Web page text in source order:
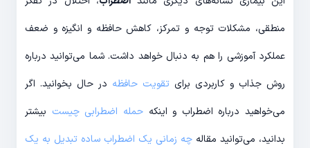
منطقی، مشکلات توجه و تمرکز، کاهش حافظه و انگیزه و ضعف
عملکرد آموزشی را هم به دنبال خواهد داشت. شما می‌توانید درباره
روش جذاب و کاربردی برای تقویت حافظه در حال بخوانید. اگر
می‌خواهید درباره اضطراب و اینکهحمله اضطرابی چیست بیشتر
بدانید، می‌توانید مقاله چه زمانی یک اضطراب ساده تبدیل به یک